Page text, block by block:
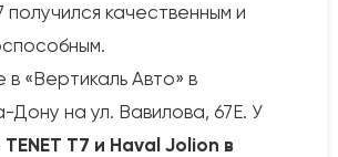
получился качественным и
в «Вертикаль Авто» в
Дону на ул. Вавилова, 67Е. У
TENET T7 и Haval Jolion в